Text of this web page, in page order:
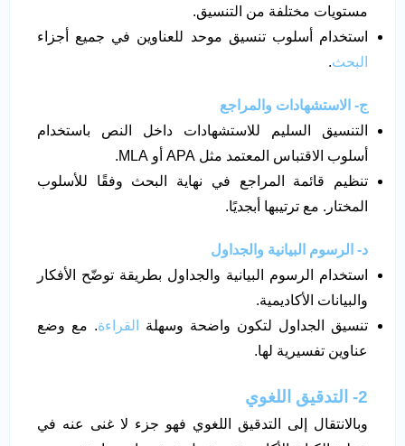
مستويات مختلفة من التنسيق.
استخدام أسلوب تنسيق موحد للعناوين في جميع أجزاء
البحث.
ج- الاستشهادات والمراجع
التنسيق السليم للاستشهادات داخل النص باستخدام
أسلوب الاقتباس المعتمد مثل APA أو MLA.
تنظيم قائمة المراجع في نهاية البحث وفقًا للأسلوب
المختار. مع ترتيبها أبجديًا.
د- الرسوم البيانية والجداول
استخدام الرسوم البيانية والجداول بطريقة توضّح الأفكار
والبيانات الأكاديمية.
تنسيق الجداول لتكون واضحة وسهلة
القراءة. مع وضع
عناوين تفسيرية لها.
2- التدقيق اللغوي
وبالانتقال إلى التدقيق اللغوي فهو جزء لا غنى عنه في